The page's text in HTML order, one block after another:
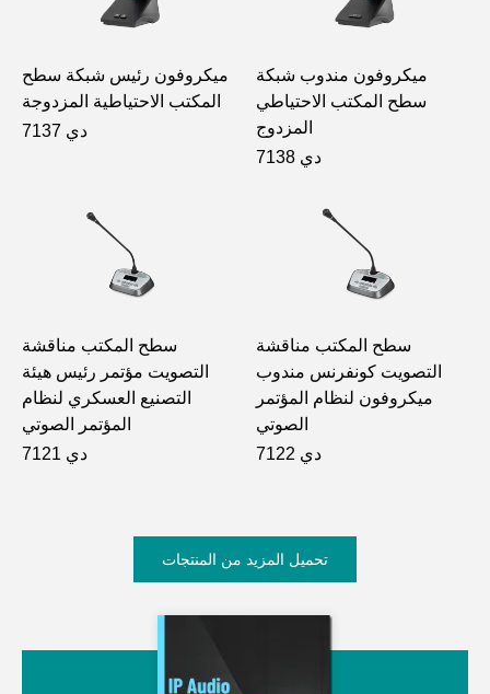
ميكروفون رئيس شبكة سطح
المكتب الاحتياطية المزدوجة
دي 7137
ميكروفون مندوب شبكة
سطح المكتب الاحتياطي
المزدوج
دي 7138
سطح المكتب مناقشة
التصويت مؤتمر رئيس هيئة
التصنيع العسكري لنظام
المؤتمر الصوتي
دي 7121
سطح المكتب مناقشة
التصويت كونفرنس مندوب
ميكروفون لنظام المؤتمر
الصوتي
دي 7122
تحميل المزيد من المنتجات